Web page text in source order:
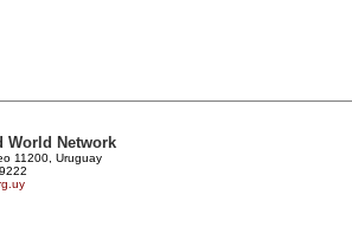
World Network
11200, Uruguay